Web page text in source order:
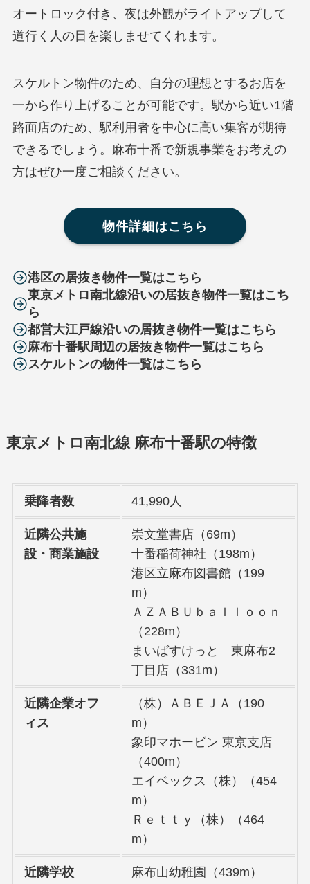
オートロック付き、夜は外観がライトアップして
道行く人の目を楽しませてくれます。
スケルトン物件のため、自分の理想とするお店を
一から作り上げることが可能です。駅から近い1階
路面店のため、駅利用者を中心に高い集客が期待
できるでしょう。麻布十番で新規事業をお考えの
方はぜひ一度ご相談ください。
物件詳細はこちら
港区の居抜き物件一覧はこちら
東京メトロ南北線沿いの居抜き物件一覧はこち
ら
都営大江戸線沿いの居抜き物件一覧はこちら
麻布十番駅周辺の居抜き物件一覧はこちら
スケルトンの物件一覧はこちら
東京メトロ南北線 麻布十番駅の特徴
乗降者数 41,990人
近隣公共施
設・商業施設
崇文堂書店（69m）
十番稲荷神社（198m）
港区立麻布図書館（199
m）
ＡＺＡＢＵｂａｌｌｏｏｎ
（228m）
まいばすけっと 東麻布2
丁目店（331m）
近隣企業オフ
ィス
（株）ＡＢＥＪＡ（190
m）
象印マホービン 東京支店
（400m）
エイベックス（株）（454
m）
Ｒｅｔｔｙ（株）（464
m）
近隣学校 麻布山幼稚園（439m）